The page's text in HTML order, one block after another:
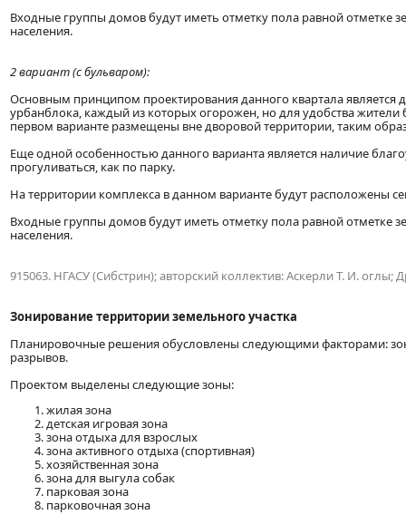
Входные группы домов будут иметь отметку пола равной
населения.
2 вариант (с бульваром):
Основным принципом проектирования данного квартала
урбанблока, каждый из которых огорожен, но для удобства
первом варианте размещены вне дворовой территории, таким
Еще одной особенностью данного варианта является наличие
прогуливаться, как по парку.
На территории комплекса в данном варианте будут расположены
Входные группы домов будут иметь отметку пола равной
населения.
915063. НГАСУ (Сибстрин); авторский коллектив: Аскерли Т. И.
Зонирование территории земельного участка
Планировочные решения обусловлены следующими факторами:
разрывов.
Проектом выделены следующие зоны:
жилая зона
детская игровая зона
зона отдыха для взрослых
зона активного отдыха (спортивная)
хозяйственная зона
зона для выгула собак
парковая зона
парковочная зона